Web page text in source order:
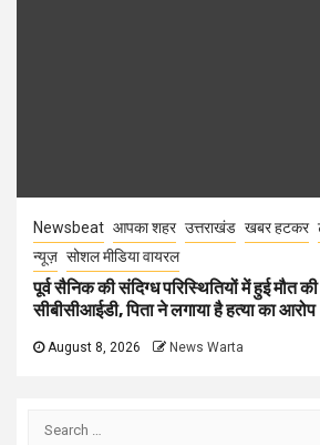
Newsbeat आपका शहर उत्तराखंड खबर हटकर
न्यूज़ सोशल मीडिया वायरल
पूर्व सैनिक की संदिग्ध परिस्थितियों में हुई मौत
सीबीसीआईडी, पिता ने लगाया है हत्या का आरोप
August 8, 2026 News Warta
Search